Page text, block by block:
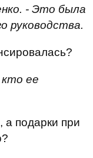
- Это была
руководства.
ее
а подарки при